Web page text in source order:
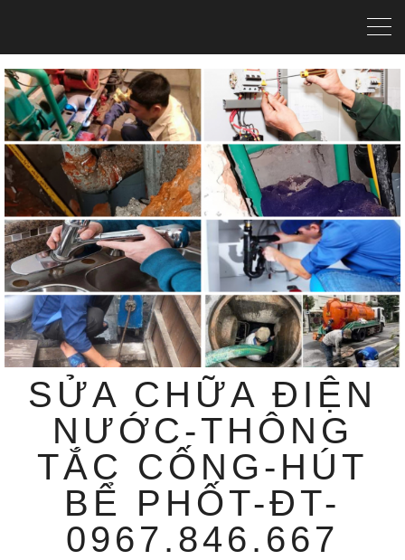
SỬA CHỮA ĐIỆN
NƯỚC-THÔNG
TẮC CỐNG-HÚT
BỂ PHỐT-ĐT-
0967.846.667